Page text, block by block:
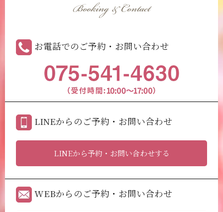
Booking & Contact
お電話でのご予約・お問い合わせ
LINEからのご予約・お問い合わせ
LINEから予約・お問い合わせする
WEBからのご予約・お問い合わせ